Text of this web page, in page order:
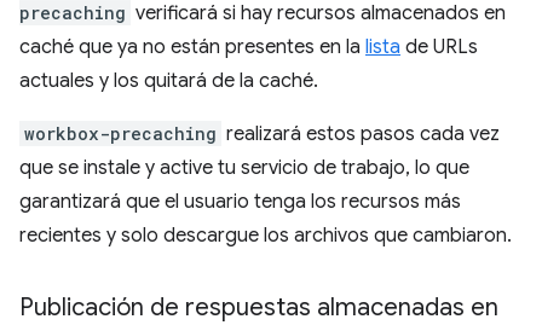
precaching verificará si hay recursos almacenados en
caché que ya no están presentes en la lista de URLs
actuales y los quitará de la caché.
workbox-precaching realizará estos pasos cada vez
que se instale y active tu servicio de trabajo, lo que
garantizará que el usuario tenga los recursos más
recientes y solo descargue los archivos que cambiaron.
Publicación de respuestas almacenadas en